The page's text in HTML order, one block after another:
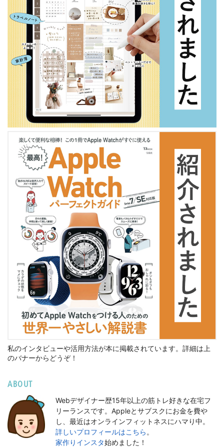
私のインタビューや活用方法が本に掲載されています。詳細は上
のバナーからどうぞ！
ABOUT
Webデザイナー歴15年以上の筋トレ好きな在宅フ
リーランスです。Appleとサブスクにお金を費や
し、最近はオンラインフィットネスにハマり中。
詳しいプロフィールはこちら 。
家作りインスタ始めました！